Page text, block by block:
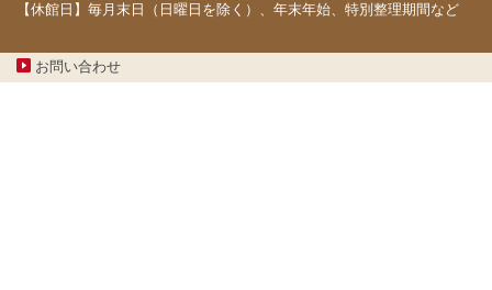
【休館日】毎月末日（日曜日を除く）、年末年始、特別整理期間など
お問い合わせ